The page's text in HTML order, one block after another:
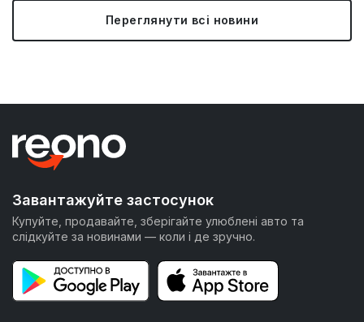
Переглянути всі новини
Завантажуйте застосунок
Купуйте, продавайте, зберігайте улюблені авто та
слідкуйте за новинами — коли і де зручно.